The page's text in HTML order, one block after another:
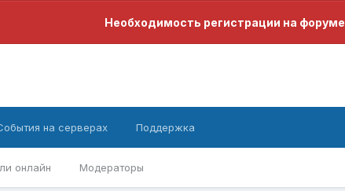
Необходимость регистрации на форуме
онлайн Модераторы
на серверах Поддержка